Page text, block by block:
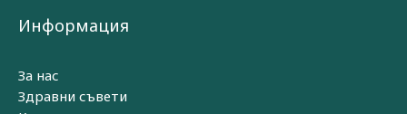
Информация
За нас
Здравни съвети